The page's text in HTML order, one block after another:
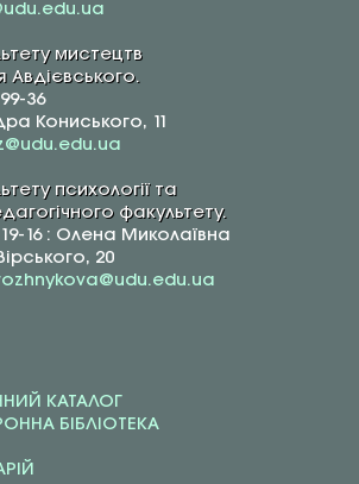
мистецтв
Авдієвського.
36
Кониського, 11
психології та
факультету.
19-16 : Олена Миколаївна
20
КАТАЛОГ
БІБЛІОТЕКА